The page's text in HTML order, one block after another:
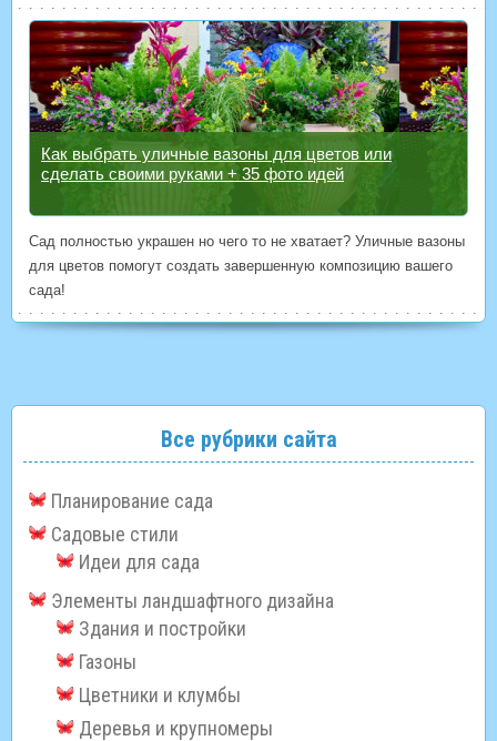
Как выбрать уличные вазоны для цветов или
сделать своими руками + 35 фото идей
Сад полностью украшен но чего то не хватает? Уличные вазоны
для цветов помогут создать завершенную композицию вашего
сада!
Все рубрики сайта
Планирование сада
Садовые стили
Идеи для сада
Элементы ландшафтного дизайна
Здания и постройки
Газоны
Цветники и клумбы
Деревья и крупномеры